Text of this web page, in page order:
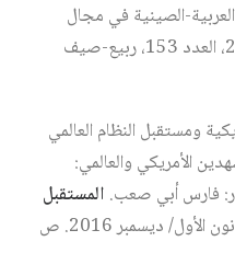
العربية-الصينية في مجال
: السنة 26، العدد 153، ربيع-صيف
ومستقبل النظام العالمي
الأمريكي والعالمي:
فارس أبي صعب. المستقبل
: السنة 39، العدد 454، كانون الأول/ ديسمبر 2016. ص